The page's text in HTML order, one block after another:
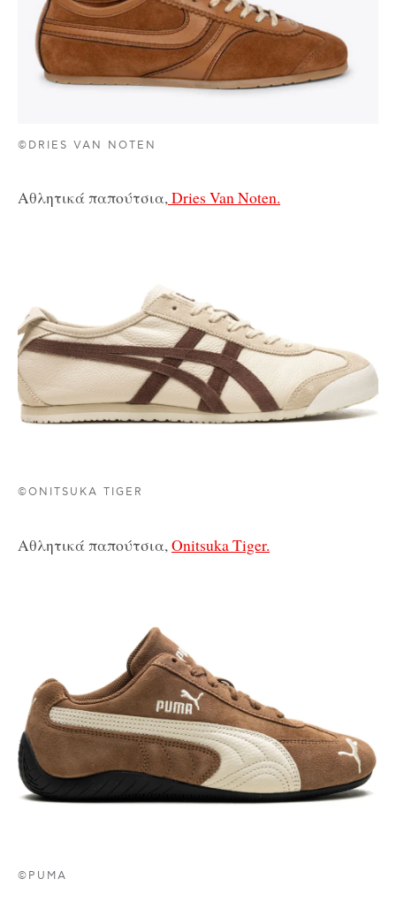
©DRIES VAN NOTEN
Αθλητικά παπούτσια,Dries Van Noten.
©ONITSUKA TIGER
Αθλητικά παπούτσια, Onitsuka Tiger.
©PUMA